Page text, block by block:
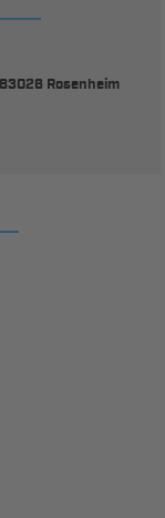
Rosenheim